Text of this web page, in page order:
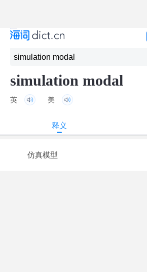
simulation modal
英 美
释义
仿真模型